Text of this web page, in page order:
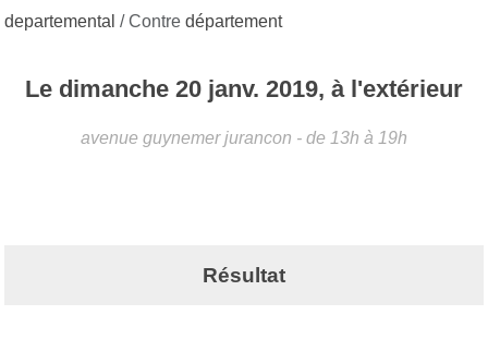
departemental / Contre département
Le dimanche 20 janv. 2019, à l'extérieur
avenue guynemer jurancon - de 13h à 19h
Résultat